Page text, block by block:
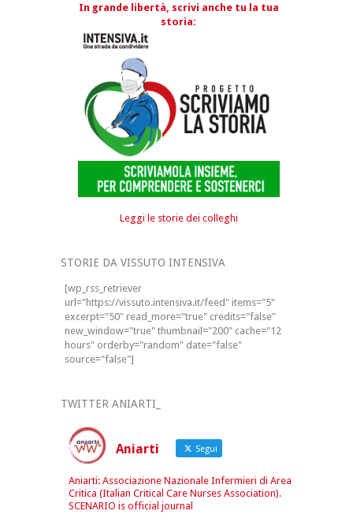
In grande libertà, scrivi anche tu la tua
storia:
Leggi le storie dei colleghi
STORIE DA VISSUTO INTENSIVA
[wp_rss_retriever
url="https://vissuto.intensiva.it/feed" items="5"
excerpt="50" read_more="true" credits="false"
new_window="true" thumbnail="200" cache="12
hours" orderby="random" date="false"
source="false"]
TWITTER ANIARTI_
Aniarti Segui
Aniarti: Associazione Nazionale Infermieri di Area
Critica (Italian Critical Care Nurses Association).
SCENARIO is official journal